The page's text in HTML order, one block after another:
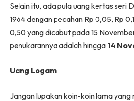
Selain itu, ada pula uang kertas seri
1964 dengan pecahan Rp 0,05, Rp
0,50 yang dicabut pada 15
penukarannya adalah hingga 14
Uang Logam
Jangan lupakan koin-koin lama yang